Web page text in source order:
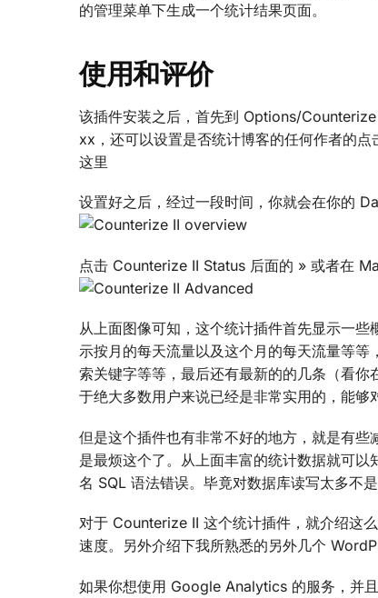
的管理菜单下生成一个统计结果页面。
使用和评价
该插件安装之后，首先到 Options/
xx，还可以设置是否统计博客的任何作者的点
这里
设置好之后，经过一段时间，你就会在你的
点击 Counterize II Status 后面的 » 或者在
从上面图像可知，这个统计插件首先显示一
示按月的每天流量以及这个月的每天流量等
索关键字等等，最后还有最新的的几条（看
于绝大多数用户来说已经是非常实用的，能够
但是这个插件也有非常不好的地方，就是有
是最烦这个了。从上面丰富的统计数据就可
名 SQL 语法错误。毕竟对数据库读写太多不是
对于 Counterize II 这个统计插件，就介绍这
速度。另外介绍下我所熟悉的另外几个
如果你想使用 Google Analytics 的服务，并